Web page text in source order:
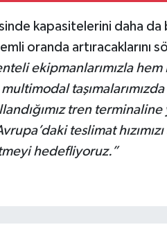
kapasitelerini daha
oranda artıracaklarını
ekipmanlarımızla hem
tren terminaline
teslimat hızımızı
hedefliyoruz.”